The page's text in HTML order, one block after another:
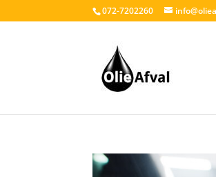
072-7202260